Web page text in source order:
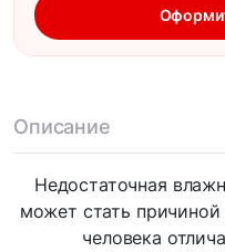
Описание
Недостаточная
может стать
человека